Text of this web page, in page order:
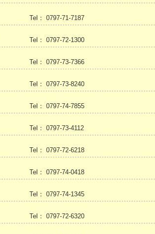
Tel： 0797-71-7187
Tel： 0797-72-1300
Tel： 0797-73-7366
Tel： 0797-73-8240
Tel： 0797-74-7855
Tel： 0797-73-4112
Tel： 0797-72-6218
Tel： 0797-74-0418
Tel： 0797-74-1345
Tel： 0797-72-6320